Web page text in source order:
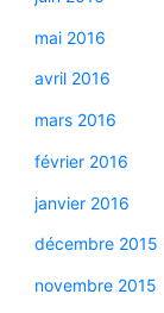
mai 2016
avril 2016
mars 2016
février 2016
janvier 2016
décembre 2015
novembre 2015